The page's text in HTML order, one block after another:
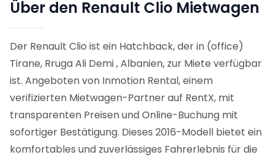
Über den Renault Clio Mietwagen
Der Renault Clio ist ein Hatchback, der in (office)
Tirane, Rruga Ali Demi , Albanien, zur Miete verfügbar
ist. Angeboten von Inmotion Rental, einem
verifizierten Mietwagen-Partner auf RentX, mit
transparenten Preisen und Online-Buchung mit
sofortiger Bestätigung. Dieses 2016-Modell bietet ein
komfortables und zuverlässiges Fahrerlebnis für die